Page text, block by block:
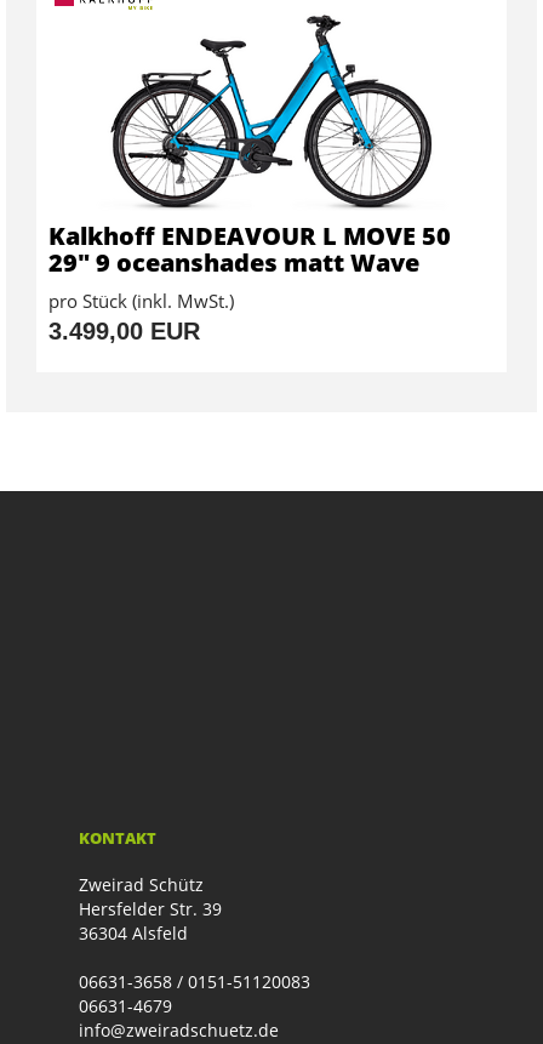
Kalkhoff ENDEAVOUR L MOVE 50
29" 9 oceanshades matt Wave
pro Stück (inkl. MwSt.)
3.499,00 EUR
KONTAKT
Zweirad Schütz
Hersfelder Str. 39
36304 Alsfeld
06631-3658 / 0151-51120083
06631-4679
info@zweiradschuetz.de